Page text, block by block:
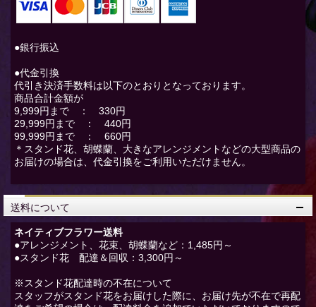
●銀行振込
●代金引換
代引き決済手数料は以下のとおりとなっております。
商品合計金額が
9,999円まで ： 330円
29,999円まで ： 440円
99,999円まで ： 660円
＊スタンド花、胡蝶蘭、大きなアレンジメントなどの大型商品の
お届けの場合は、代金引換をご利用いただけません。
送料について
ネイティブフラワー送料
●アレンジメント、花束、胡蝶蘭など：1,485円～
●スタンド花 配達＆回収：3,300円～
※スタンド花配達時の不在について
スタッフがスタンド花をお届けした際に、お届け先が不在で再配